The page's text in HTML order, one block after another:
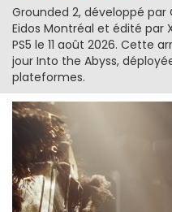
Grounded 2, développé
Eidos Montréal et édité par
PS5 le 11 août 2026. Cette
jour Into the Abyss,
plateformes.